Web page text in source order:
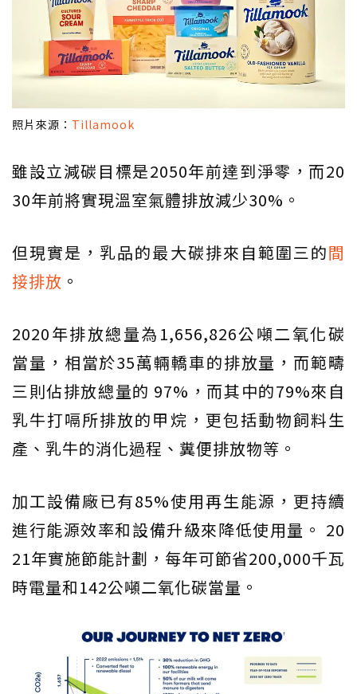
照片來源： Tillamook
雖設立減碳目標是2050年前達到淨零，而20
30年前將實現溫室氣體排放減少30%。
但現實是，乳品的最大碳排來自範圍三的間
接排放 。
2020年排放總量為1,656,826公噸二氧化碳
當量，相當於35萬輛轎車的排放量，而範疇
三則佔排放總量的 97%，而其中的79%來自
乳牛打嗝所排放的甲烷，更包括動物飼料生
產、乳牛的消化過程、糞便排放物等。
加工設備廠已有85%使用再生能源，更持續
進行能源效率和設備升級來降低使用量。 20
21年實施節能計劃，每年可節省200,000千瓦
時電量和142公噸二氧化碳當量。